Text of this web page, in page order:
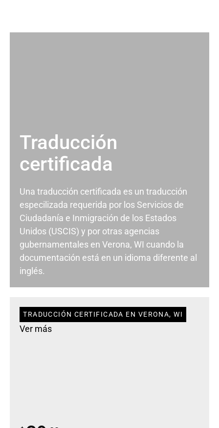
Traducción
certificada
Una traducción certificada es un traducción
especilizada requerida por los Servicios de
Ciudadanía e Inmigración de los Estados
Unidos (USCIS) y por otras agencias
gubernamentales en Verona, WI cuando la
documentación está en un idioma diferente al
inglés.
TRADUCCIÓN CERTIFICADA EN VERONA, WI
Ver más